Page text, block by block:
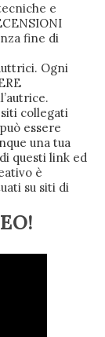
e
fine di
Ogni
collegati
essere
una tua
questi link ed
è
su siti di